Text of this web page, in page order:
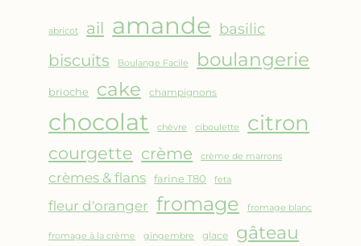
&
ROUGES
abricot ail amande basilic
biscuits Boulange Facile boulangerie
brioche cake champignons
chocolat chèvre ciboulette citron
courgette crème crème de marrons
crèmes & flans farine T80 feta
fleur d'oranger fromage fromage blanc
fromage à la crème gingembre glace gâteau